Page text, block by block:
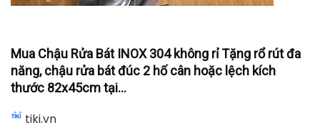
Mua Chậu Rửa Bát INOX 304 không rỉ Tặng rổ rút đa
năng, chậu rửa bát đúc 2 hố cân hoặc lệch kích
thước 82x45cm tại...
tiki.vn